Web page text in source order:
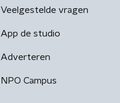
Veelgestelde vragen
App de studio
Adverteren
NPO Campus